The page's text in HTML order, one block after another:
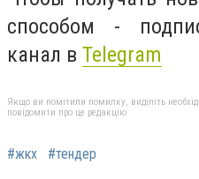
способом -
канал в Telegram
Якщо ви помітили помилку, виділіть
повідомити про це редакцію
#жкх #тендер